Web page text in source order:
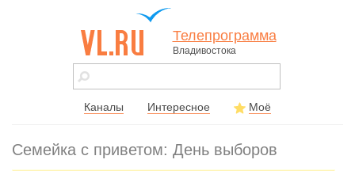
vl.ru - сайт
города
Телепрограмма
Владивостока
Каналы Интересное Моё
Семейка с приветом: День выборов